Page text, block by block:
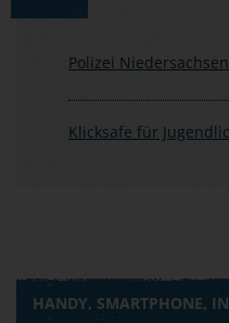
Polizei
Klicksafe für
HANDY, SMARTPHONE,